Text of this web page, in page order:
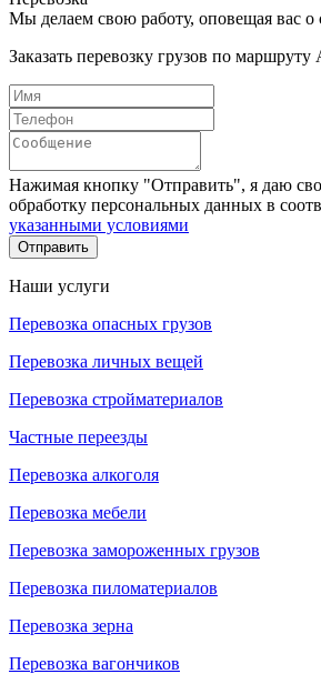
Мы делаем свою работу, оповещая вас о
Заказать перевозку грузов по
Нажимая кнопку "Отправить", я даю
обработку персональных данных в
указанными условиями
Отправить
Наши услуги
Перевозка опасных грузов
Перевозка личных вещей
Перевозка стройматериалов
Частные переезды
Перевозка алкоголя
Перевозка мебели
Перевозка замороженных грузов
Перевозка пиломатериалов
Перевозка зерна
Перевозка вагончиков